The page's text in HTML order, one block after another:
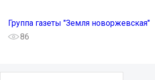
Группа газеты "Земля новоржевская"
86